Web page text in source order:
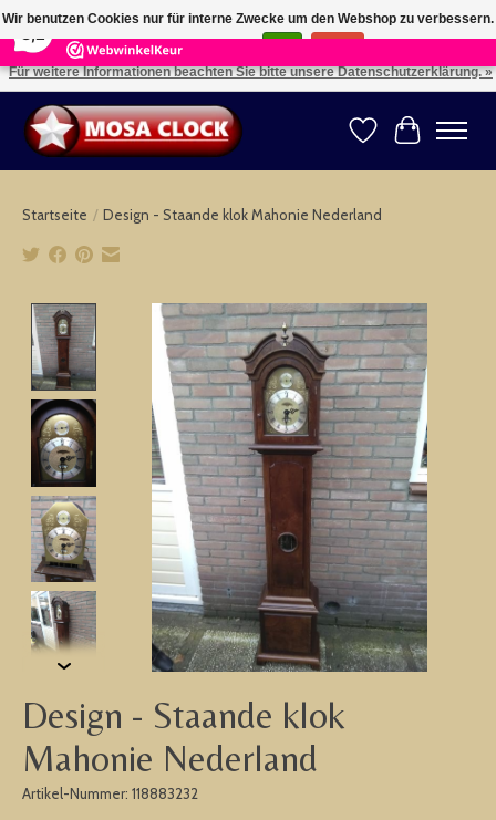
164 Reviews ×
Kies uw taal: NL -- Wählen Sie ihre Sprache: DE -- Choose your language: EN ⇓ ⇒
Wunschzettel
Ihr
Startseite / Design - Staande klok Mahonie Nederland
Product image slideshow Items
Design - Staande klok
Mahonie Nederland
Artikel-Nummer: 118883232
Wir benutzen Cookies nur für interne Zwecke um den Webshop zu verbessern.
Ist das in Ordnung?
Für weitere Informationen beachten Sie bitte unsere Datenschutzerklärung. »